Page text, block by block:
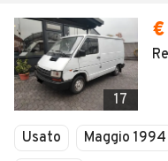
17
Usato Maggio 1994